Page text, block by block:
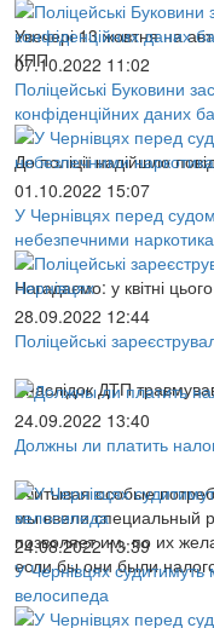
Увечері 13 жовтня на
КПП
07.10.2022 11:02
Поліцейські Буковини
конфіденційних даних
До поліції надійшло
01.10.2022 15:07
У Чернівцях перед
небезпечними
Нагадаємо: у квітні
28.09.2022 12:44
Поліцейські
Внаслідок ДТП
24.09.2022 13:40
Должны ли платить
Учитывая особые
мы ввели специальный
позволяет им, по их
если бы они были
24.08.2022 13:39
У Чернівцях судитимуть
велосипеда